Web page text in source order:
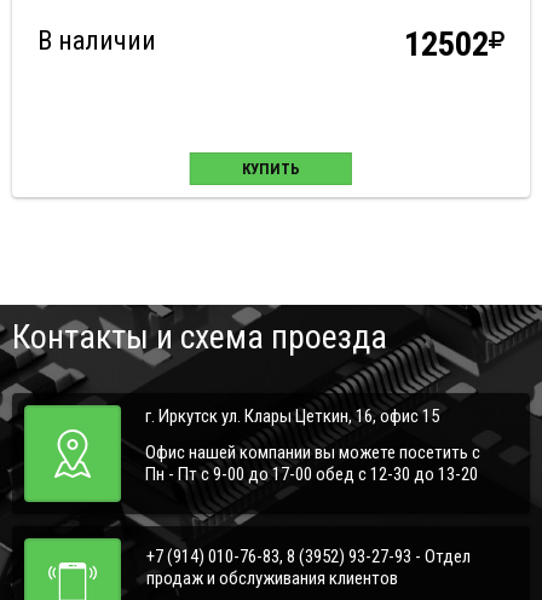
В наличии 12502
КУПИТЬ
Контакты и схема проезда
г. Иркутск ул. Клары Цеткин, 16, офис 15
Офис нашей компании вы можете посетить с
Пн - Пт с 9-00 до 17-00 обед с 12-30 до 13-20
+7 (914) 010-76-83, 8 (3952) 93-27-93 - Отдел
продаж и обслуживания клиентов